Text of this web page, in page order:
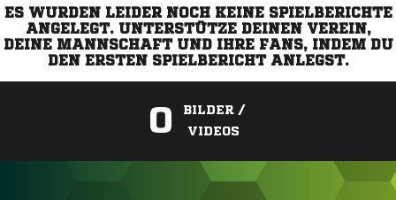
ES WURDEN LEIDER NOCH KEINE SPIELBERICHTE
ANGELEGT. UNTERSTÜTZE DEINEN VEREIN,
DEINE MANNSCHAFT UND IHRE FANS, INDEM DU
DEN ERSTEN SPIELBERICHT ANLEGST.
0
BILDER /
VIDEOS